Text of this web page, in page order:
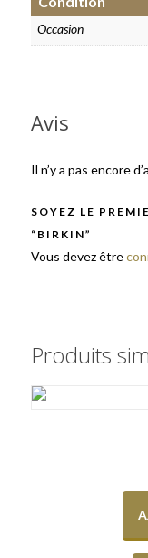
Occasion
Avis
Il n’y a pas encore
SOYEZ LE
“BIRKIN”
Vous devez être
Produits